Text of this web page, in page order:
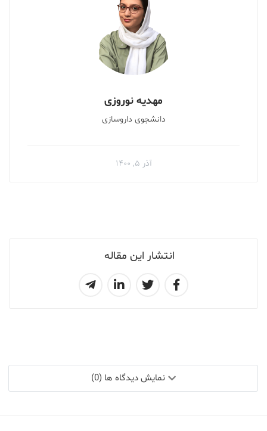
انتشار این مقاله
مهدیه نوروزی
دانشجوی داروسازی
آذر ۵, ۱۴۰۰
نمایش دیدگاه ها (0)